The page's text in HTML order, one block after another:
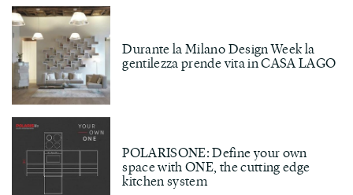
Durante la Milano Design Week la
gentilezza prende vita in CASA LAGO
POLARISONE: Define your own
space with ONE, the cutting edge
kitchen system